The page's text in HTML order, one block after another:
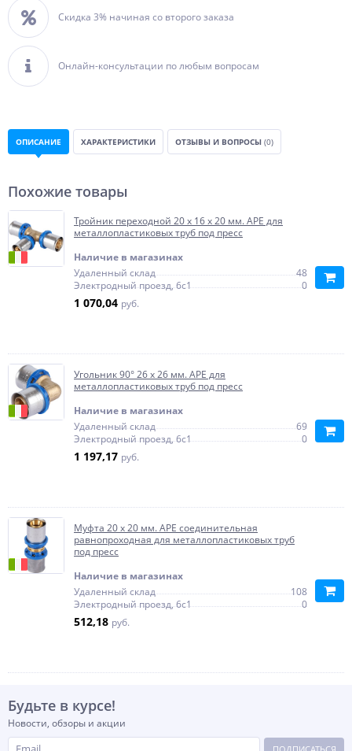
Скидка 3% начиная со второго заказа
Онлайн-консультации по любым вопросам
ОПИСАНИЕ ХАРАКТЕРИСТИКИ ОТЗЫВЫ И ВОПРОСЫ (0)
Похожие товары
Тройник переходной 20 х 16 х 20 мм. APE для
металлопластиковых труб под пресс
Наличие в магазинах
Удаленный склад
48
Электродный проезд, 6с1
0
1 070,04 руб.
Угольник 90° 26 х 26 мм. APE для
металлопластиковых труб под пресс
Наличие в магазинах
Удаленный склад
69
Электродный проезд, 6с1
0
1 197,17 руб.
Муфта 20 х 20 мм. APE соединительная
равнопроходная для металлопластиковых труб
под пресс
Наличие в магазинах
Удаленный склад
108
Электродный проезд, 6с1
0
512,18 руб.
Будьте в курсе!
Новости, обзоры и акции
ПОДПИСАТЬСЯ